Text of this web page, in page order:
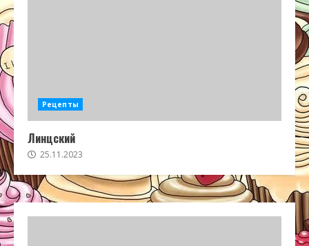
Рецепты
Линцский
25.11.2023